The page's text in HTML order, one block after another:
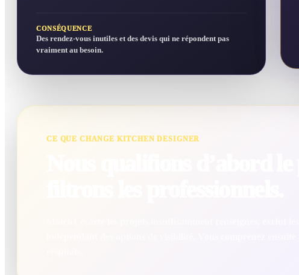
CONSÉQUENCE
Des rendez-vous inutiles et des devis qui ne répondent pas
vraiment au besoin.
CE QUE CHANGE KITCHEN DESIGNER